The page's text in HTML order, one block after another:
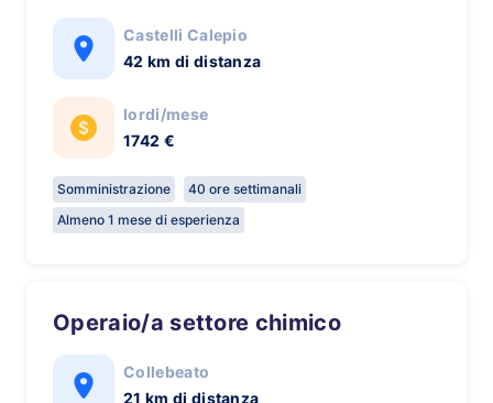
Castelli Calepio
42 km di distanza
lordi/mese
1742 €
Somministrazione
40 ore settimanali
Almeno 1 mese di esperienza
Operaio/a settore chimico
Collebeato
21 km di distanza